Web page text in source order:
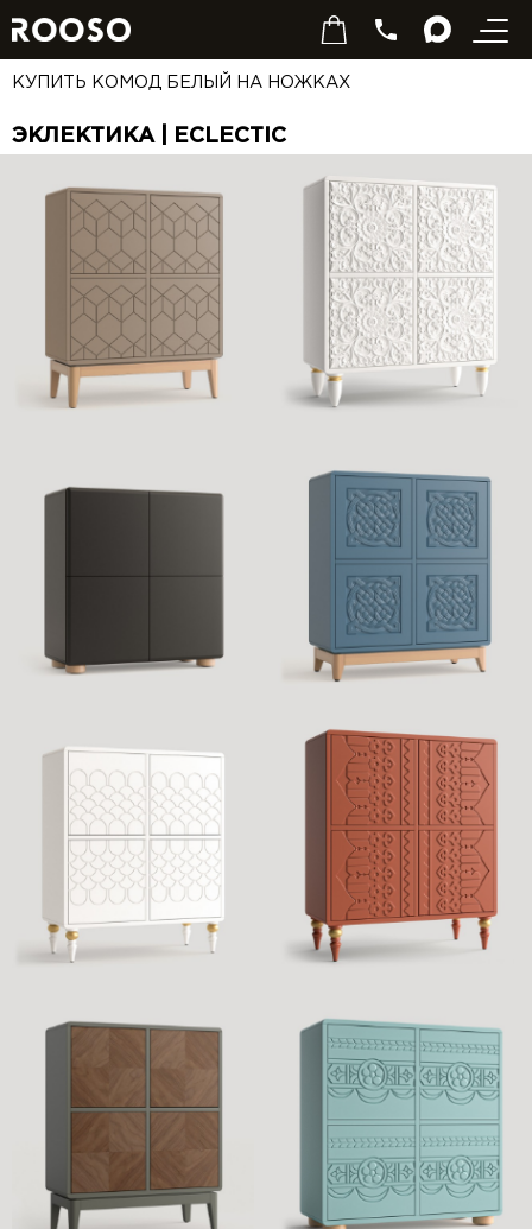
КУПИТЬ КОМОД БЕЛЫЙ НА НОЖКАХ
ЭКЛЕКТИКА | ECLECTIC